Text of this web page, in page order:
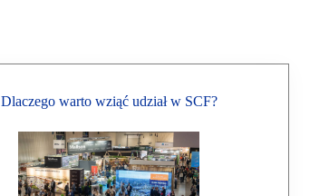
Dlaczego warto wziąć udział w SCF?